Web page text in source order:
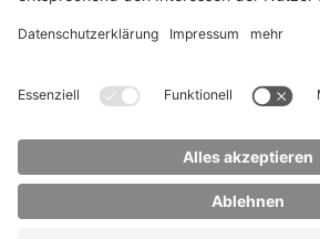
Alle Studiengänge
ImpressumBarrierefreiheit